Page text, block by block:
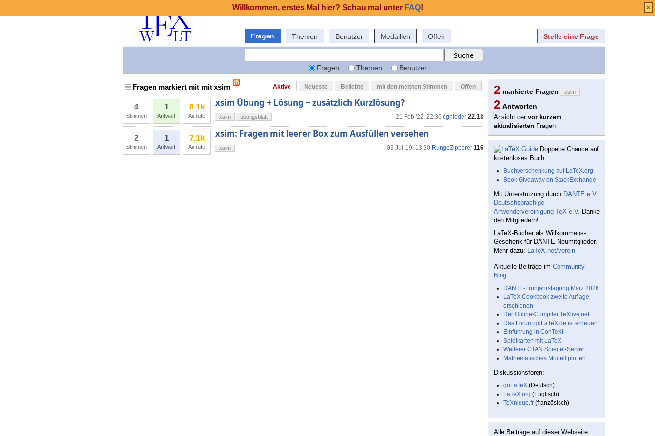
Fragen Themen Benutzer Medaillen Offen Stelle eine Frage
Fragen Themen Benutzer
Fragen markiert mit mit xsim Aktive Neueste Beliebte mit den meisten Stimmen Offen
4
Stimmen
1
Antwort
8.1k
Aufrufe
xsim Übung + Lösung + zusätzlich Kurzlösung?
21 Feb '22, 22:36 cgnieder 22.1k
xsim übungsblatt
2
Stimmen
1
Antwort
7.1k
Aufrufe
xsim: Fragen mit leerer Box zum Ausfüllen versehen
03 Jul '19, 13:30 RungeZipperer 116
xsim
2 markierte Fragen xsim
2 Antworten
Ansicht der vor kurzem
aktualisierten Fragen
Doppelte Chance auf
kostenloses Buch:
Buchverschenkung auf LaTeX.org
Book Giveaway on StackExchange
Mit Unterstützung durch DANTE e.V.:
Deutschsprachige
Anwendervereinigung TeX e.V. Danke
den Mitgliedern!
LaTeX-Bücher als Willkommens-
Geschenk für DANTE Neumitglieder.
Mehr dazu: LaTeX.net/verein
Aktuelle Beiträge im Community-
Blog:
DANTE-Frühjahrstagung März 2026
LaTeX Cookbook zweite Auflage
erschienen
Der Online-Compiler TeXlive.net
Das Forum goLaTeX.de ist erneuert
Einführung in ConTeXt
Spielkarten mit LaTeX
Weiterer CTAN Spiegel-Server
Mathematisches Modell plotten
Diskussionsforen:
goLaTeX (Deutsch)
LaTeX.org (Englisch)
TeXnique.fr (französisch)
Alle Beiträge auf dieser Webseite
Willkommen, erstes Mal hier? Schau mal unter FAQ! ×